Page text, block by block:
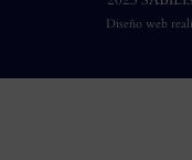
Diseño web